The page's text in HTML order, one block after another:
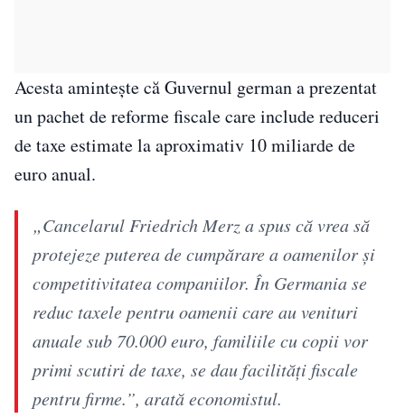
Acesta amintește că Guvernul german a prezentat
un pachet de reforme fiscale care include reduceri
de taxe estimate la aproximativ 10 miliarde de
euro anual.
„Cancelarul Friedrich Merz a spus că vrea să
protejeze puterea de cumpărare a oamenilor și
competitivitatea companiilor. În Germania se
reduc taxele pentru oamenii care au venituri
anuale sub 70.000 euro, familiile cu copii vor
primi scutiri de taxe, se dau facilități fiscale
pentru firme.”, arată economistul.